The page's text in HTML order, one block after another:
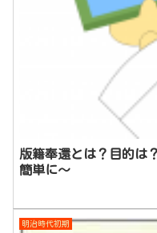
版籍奉還とは？目的は
簡単に～
明治時代初期